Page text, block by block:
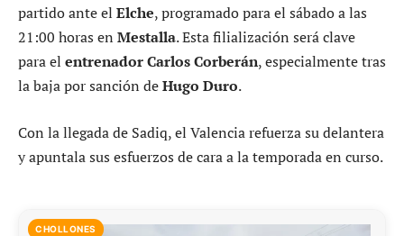
partido ante el Elche, programado para el sábado a las
21:00 horas en Mestalla. Esta filialización será clave
para el entrenador Carlos Corberán, especialmente tras
la baja por sanción deHugo Duro.
Con la llegada de Sadiq, el Valencia refuerza su delantera
y apuntala sus esfuerzos de cara a la temporada en curso.
CHOLLONES